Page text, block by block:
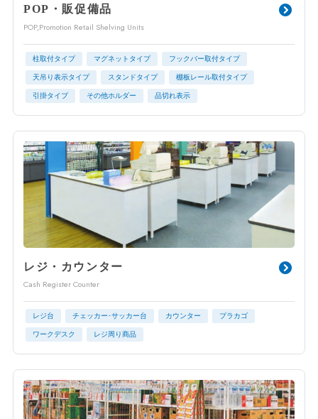
POP・販促備品
POP,Promotion Retail Shelving Units
柱取付タイプ マグネットタイプ フックバー取付タイプ
天吊り表示タイプ スタンドタイプ 棚板レール取付タイプ
引掛タイプ その他ホルダー 品切れ表示
レジ・カウンター
Cash Register Counter
レジ台 チェッカー･サッカー台 カウンター プラカゴ
ワークデスク レジ周り商品